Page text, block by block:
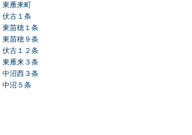
東雁来町
伏古１条
東苗穂１条
東苗穂９条
伏古１２条
東雁来３条
中沼西３条
中沼５条